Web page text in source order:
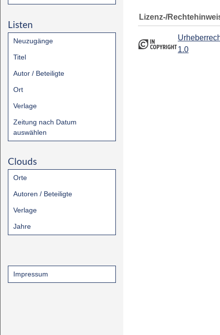
Listen
Neuzugänge
Titel
Autor / Beteiligte
Ort
Verlage
Zeitung nach Datum
auswählen
Clouds
Orte
Autoren / Beteiligte
Verlage
Jahre
Impressum
Lizenz-/
1.0